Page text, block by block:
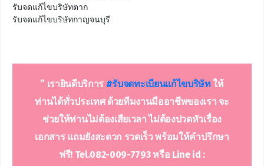
รับจดแก้ไขบริษัทตาก
รับจดแก้ไขบริษัทกาญจนบุรี
” เรายินดีบริการ #รับจดทะเบียนแก้ไขบริษัทให้
ท่านได้ทั่วประเทศ ด้วยทีมงานมืออาชีพของเรา จะ
ช่วยให้ท่านไม่ต้องเสียเวลา ไม่ต้องปวดหัวเรื่อง
เอกสาร แถมยังสะดวก รวดเร็ว พร้อมให้คำปรึกษา
ฟรี! Tel.082-009-7793 หรือ Line id :